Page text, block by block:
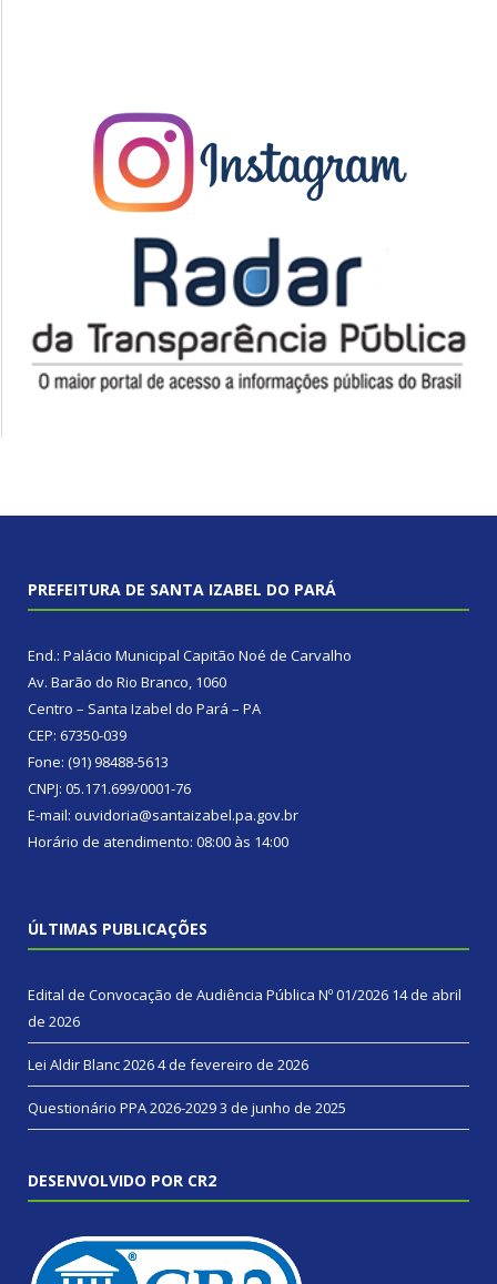
PREFEITURA DE SANTA IZABEL DO PARÁ
End.: Palácio Municipal Capitão Noé de Carvalho
Av. Barão do Rio Branco, 1060
Centro – Santa Izabel do Pará – PA
CEP: 67350-039
Fone: (91) 98488-5613
CNPJ: 05.171.699/0001-76
E-mail: ouvidoria@santaizabel.pa.gov.br
Horário de atendimento: 08:00 às 14:00
ÚLTIMAS PUBLICAÇÕES
Edital de Convocação de Audiência Pública Nº 01/2026 14 de abril
de 2026
Lei Aldir Blanc 20264 de fevereiro de 2026
Questionário PPA 2026-20293 de junho de 2025
DESENVOLVIDO POR CR2